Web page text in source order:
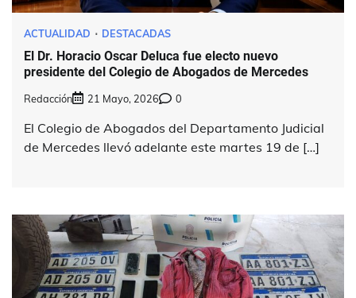
ACTUALIDAD DESTACADAS
El Dr. Horacio Oscar Deluca fue electo nuevo
presidente del Colegio de Abogados de Mercedes
Redacción 21 Mayo, 2026 0
El Colegio de Abogados del Departamento Judicial
de Mercedes llevó adelante este martes 19 de […]